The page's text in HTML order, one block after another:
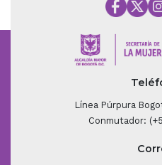
Línea Púrpura
Conmutador: